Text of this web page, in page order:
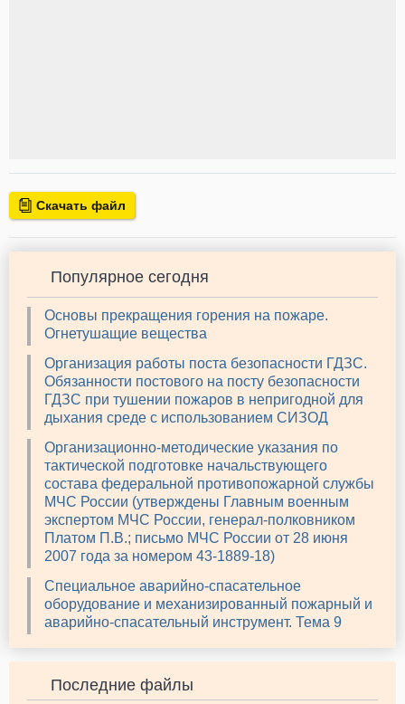
Скачать файл
Популярное сегодня
Основы прекращения горения на пожаре.
Огнетушащие вещества
Организация работы поста безопасности ГДЗС.
Обязанности постового на посту безопасности
ГДЗС при тушении пожаров в непригодной для
дыхания среде с использованием СИЗОД
Организационно-методические указания по
тактической подготовке начальствующего
состава федеральной противопожарной службы
МЧС России (утверждены Главным военным
экспертом МЧС России, генерал-полковником
Платом П.В.; письмо МЧС России от 28 июня
2007 года за номером 43-1889-18)
Специальное аварийно-спасательное
оборудование и механизированный пожарный и
аварийно-спасательный инструмент. Тема 9
Последние файлы